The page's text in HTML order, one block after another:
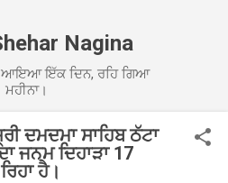
Nagina
ਆਇਆ ਇੱਕ ਦਿਨ, ਰਹਿ ਗਿਆ
ਮਹੀਨਾ।
ਦਮਦਮਾ ਸਾਹਿਬ ਠੱਟਾ
ਜਨਮ ਦਿਹਾੜਾ 17
ਹੈ।